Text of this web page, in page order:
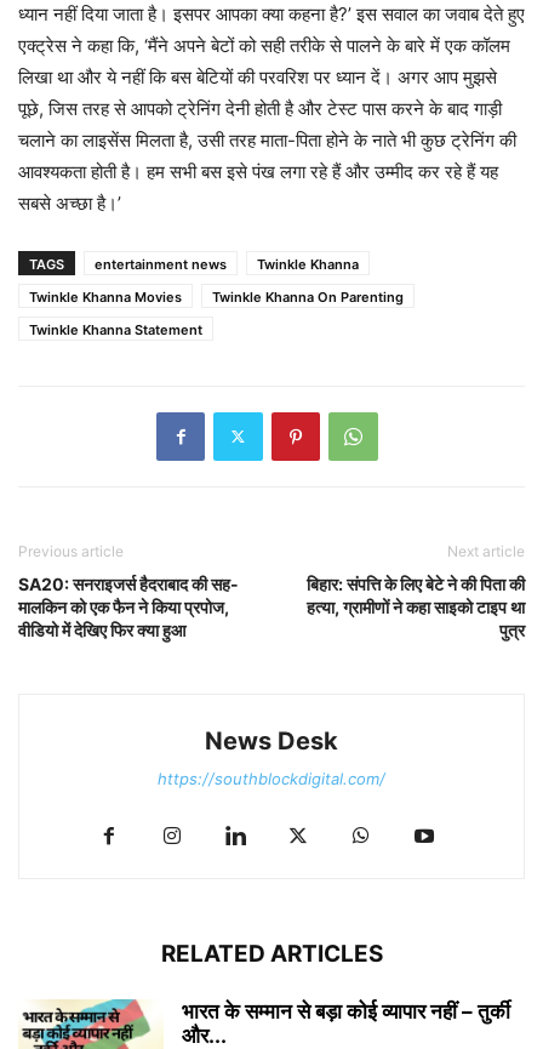
ध्यान नहीं दिया जाता है। इसपर आपका क्या कहना है?’ इस सवाल का जवाब देते हुए
एक्ट्रेस ने कहा कि, ‘मैंने अपने बेटों को सही तरीके से पालने के बारे में एक कॉलम
लिखा था और ये नहीं कि बस बेटियों की परवरिश पर ध्यान दें। अगर आप मुझसे
पूछे, जिस तरह से आपको ट्रेनिंग देनी होती है और टेस्ट पास करने के बाद गाड़ी
चलाने का लाइसेंस मिलता है, उसी तरह माता-पिता होने के नाते भी कुछ ट्रेनिंग की
आवश्यकता होती है। हम सभी बस इसे पंख लगा रहे हैं और उम्मीद कर रहे हैं यह
सबसे अच्छा है।’
TAGS entertainment news
Twinkle Khanna
Twinkle Khanna Movies
Twinkle Khanna On Parenting
Twinkle Khanna Statement
Previous article
SA20: सनराइजर्स हैदराबाद की सह-
मालकिन को एक फैन ने किया प्रपोज,
वीडियो में देखिए फिर क्या हुआ
Next article
बिहार: संपत्ति के लिए बेटे ने की पिता की
हत्या, ग्रामीणों ने कहा साइको टाइप था
पुत्र
News Desk
https://southblockdigital.com/
RELATED ARTICLES
भारत के सम्मान से बड़ा कोई व्यापार नहीं – तुर्की
और...